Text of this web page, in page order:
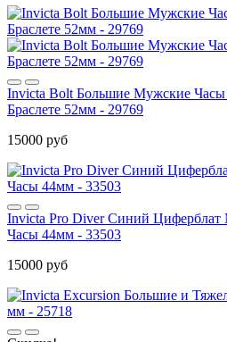
Invicta Bolt Большие Мужские Часы
Браслете 52мм - 29769
15000 руб
Invicta Pro Diver Синий
Часы 44мм - 33503
15000 руб